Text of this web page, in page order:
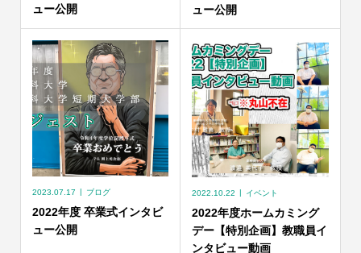
ュー公開
ュー公開
2023.07.17 ブログ
2022年度 卒業式インタビ
ュー公開
2022.10.22 イベント
2022年度ホームカミング
デー【特別企画】教職員イ
ンタビュー動画